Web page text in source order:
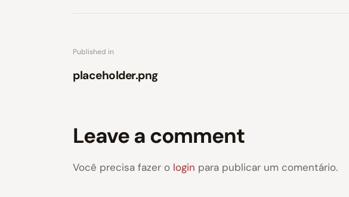
Published in
placeholder.png
Leave a comment
Você precisa fazer o login para publicar um comentário.